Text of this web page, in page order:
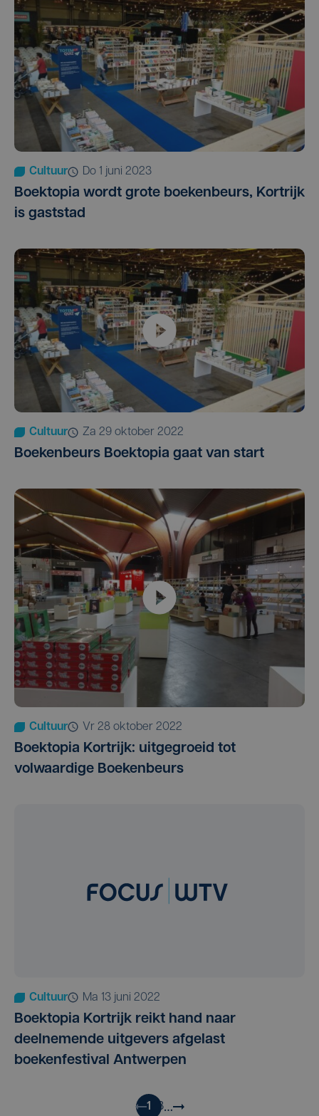
Cultuur do 1 juni 2023
Boektopia wordt grote boekenbeurs, Kortrijk
is gaststad
Cultuur za 29 oktober 2022
Boekenbeurs Boektopia gaat van start
Cultuur vr 28 oktober 2022
Boektopia Kortrijk: uitgegroeid tot
volwaardige Boekenbeurs
Cultuur ma 13 juni 2022
Boektopia Kortrijk reikt hand naar
deelnemende uitgevers afgelast
boekenfestival Antwerpen
1 3…